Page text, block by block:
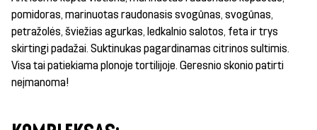
pomidoras, marinuotas raudonasis svogūnas, svogūnas,
petražolės, šviežias agurkas, ledkalnio salotos, feta ir trys
skirtingi padažai. Suktinukas pagardinamas citrinos sultimis.
Visa tai patiekiama plonoje tortilijoje. Geresnio skonio patirti
neįmanoma!